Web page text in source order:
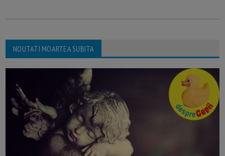
NOUTATI MOARTEA SUBITA